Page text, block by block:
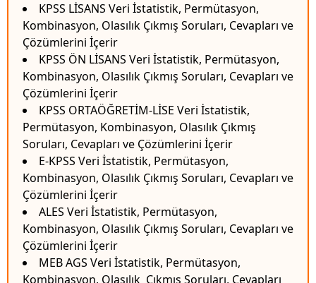
KPSS LİSANS Veri İstatistik, Permütasyon,
Kombinasyon, Olasılık Çıkmış Soruları, Cevapları ve
Çözümlerini İçerir
KPSS ÖN LİSANS Veri İstatistik, Permütasyon,
Kombinasyon, Olasılık Çıkmış Soruları, Cevapları ve
Çözümlerini İçerir
KPSS ORTAÖĞRETİM-LİSE Veri İstatistik,
Permütasyon, Kombinasyon, Olasılık Çıkmış
Soruları, Cevapları ve Çözümlerini İçerir
E-KPSS Veri İstatistik, Permütasyon,
Kombinasyon, Olasılık Çıkmış Soruları, Cevapları ve
Çözümlerini İçerir
ALES Veri İstatistik, Permütasyon,
Kombinasyon, Olasılık Çıkmış Soruları, Cevapları ve
Çözümlerini İçerir
MEB AGS Veri İstatistik, Permütasyon,
Kombinasyon, Olasılık Çıkmış Soruları, Cevapları